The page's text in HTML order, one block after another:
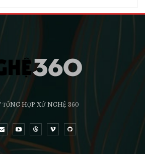
HỢP XỨ NGHỆ 360